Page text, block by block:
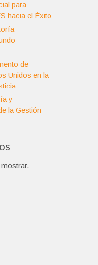
para
hacia el Éxito
de
Unidos en la
y
la Gestión